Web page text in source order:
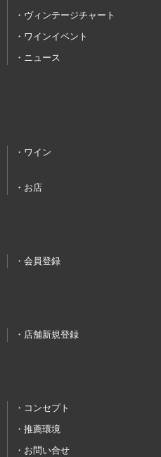
ヴィンテージチャート
ワインイベント
ニュース
ワイン
お店
会員登録
店舗新規登録
コンセプト
推薦環境
お問い合せ